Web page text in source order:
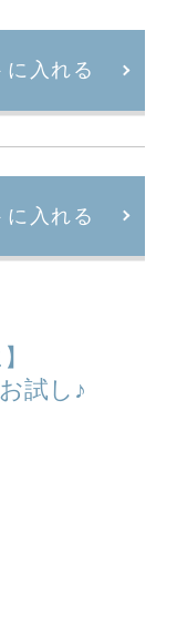
に入れる
に入れる
試し♪